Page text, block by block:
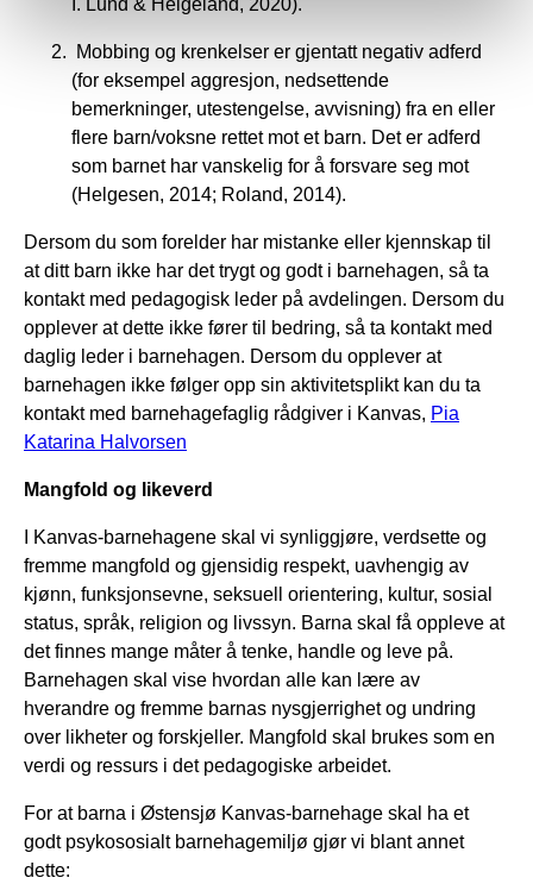
I. Lund & Helgeland, 2020).
Mobbing og krenkelser er gjentatt negativ adferd
(for eksempel aggresjon, nedsettende
bemerkninger, utestengelse, avvisning) fra en eller
flere barn/voksne rettet mot et barn. Det er adferd
som barnet har vanskelig for å forsvare seg mot
(Helgesen, 2014; Roland, 2014).
Dersom du som forelder har mistanke eller kjennskap til
at ditt barn ikke har det trygt og godt i barnehagen, så ta
kontakt med pedagogisk leder på avdelingen. Dersom du
opplever at dette ikke fører til bedring, så ta kontakt med
daglig leder i barnehagen. Dersom du opplever at
barnehagen ikke følger opp sin aktivitetsplikt kan du ta
kontakt med barnehagefaglig rådgiver i Kanvas, Pia
Katarina Halvorsen
Mangfold og likeverd
I Kanvas-barnehagene skal vi synliggjøre, verdsette og
fremme mangfold og gjensidig respekt, uavhengig av
kjønn, funksjonsevne, seksuell orientering, kultur, sosial
status, språk, religion og livssyn. Barna skal få oppleve at
det finnes mange måter å tenke, handle og leve på.
Barnehagen skal vise hvordan alle kan lære av
hverandre og fremme barnas nysgjerrighet og undring
over likheter og forskjeller. Mangfold skal brukes som en
verdi og ressurs i det pedagogiske arbeidet.
For at barna i Østensjø Kanvas-barnehage skal ha et
godt psykososialt barnehagemiljø gjør vi blant annet
dette: